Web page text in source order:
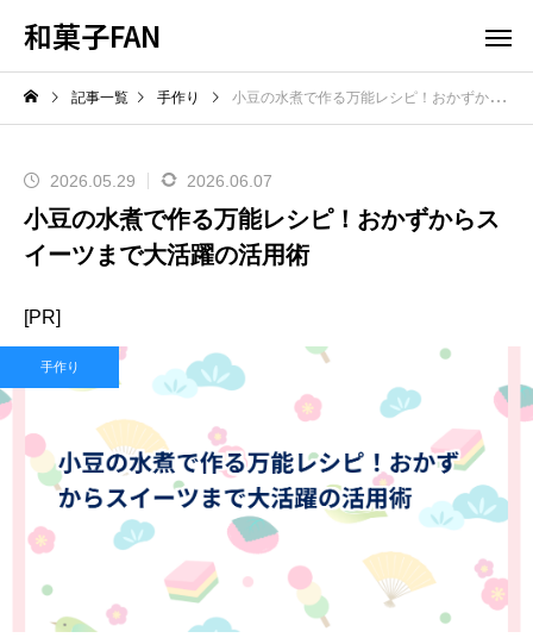
和菓子FAN
記事一覧 手作り 小豆の水煮で作る万能レシピ！おかずからスイーツまで大活躍の活用術
2026.05.29 2026.06.07
小豆の水煮で作る万能レシピ！おかずからス
イーツまで大活躍の活用術
[PR]
手作り